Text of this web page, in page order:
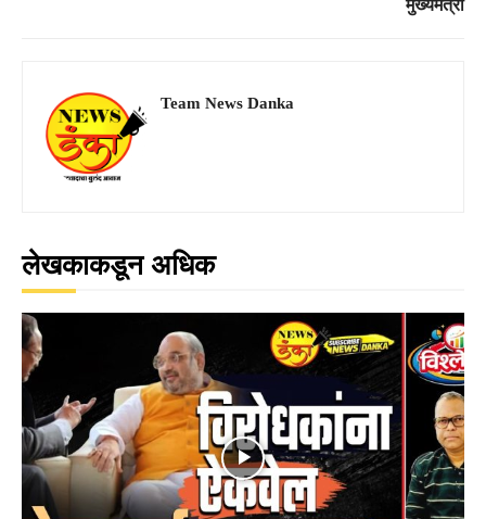
मुख्यमंत्री
Team News Danka
लेखकाकडून अधिक